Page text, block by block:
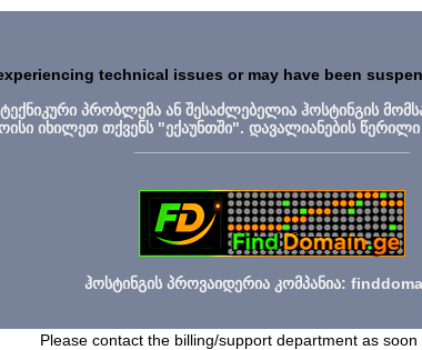
technical issues or may have been
პრობლემა ან შესაძლებელია ჰოსტინგის
იხილეთ თქვენს "ექაუნთში". დავალიანების
ჰოსტინგის პროვაიდერია კომპანია:
Please contact the billing/support department as soon